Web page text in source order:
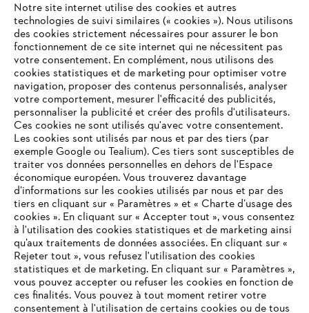
STIHL en Allemagne
Informations pour les fournisseurs
Produits
Contact
Carrière
Système d'alerte
Notre site internet utilise des cookies et autres
technologies de suivi similaires (« cookies »). Nous utilisons
des cookies strictement nécessaires pour assurer le bon
fonctionnement de ce site internet qui ne nécessitent pas
votre consentement. En complément, nous utilisons des
cookies statistiques et de marketing pour optimiser votre
navigation, proposer des contenus personnalisés, analyser
votre comportement, mesurer l'efficacité des publicités,
personnaliser la publicité et créer des profils d'utilisateurs.
Ces cookies ne sont utilisés qu'avec votre consentement.
Les cookies sont utilisés par nous et par des tiers (par
exemple Google ou Tealium). Ces tiers sont susceptibles de
traiter vos données personnelles en dehors de l'Espace
économique européen. Vous trouverez davantage
d’informations sur les cookies utilisés par nous et par des
tiers en cliquant sur « Paramètres » et « Charte d’usage des
cookies ». En cliquant sur « Accepter tout », vous consentez
à l'utilisation des cookies statistiques et de marketing ainsi
qu’aux traitements de données associées. En cliquant sur «
Rejeter tout », vous refusez l'utilisation des cookies
statistiques et de marketing. En cliquant sur « Paramètres »,
vous pouvez accepter ou refuser les cookies en fonction de
ces finalités. Vous pouvez à tout moment retirer votre
consentement à l'utilisation de certains cookies ou de tous